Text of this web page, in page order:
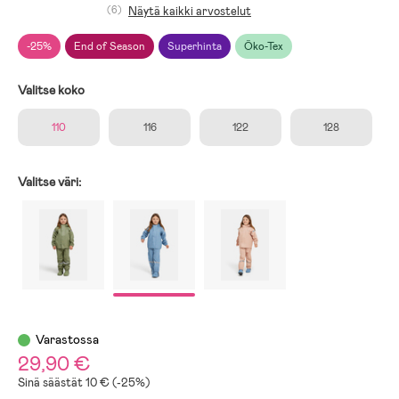
-25% End of Season Superhinta Öko-Tex
(6) Näytä kaikki arvostelut
Valitse koko
110 116 122 128
Valitse väri:
Varastossa
29,90 €
Sinä säästät 10 € (-25%)